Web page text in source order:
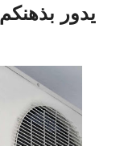
يدور بذهنكم